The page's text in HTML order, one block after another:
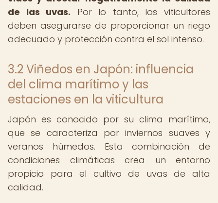
de las uvas. Por lo tanto, los viticultores
deben asegurarse de proporcionar un riego
adecuado y protección contra el sol intenso.
3.2 Viñedos en Japón: influencia
del clima marítimo y las
estaciones en la viticultura
Japón es conocido por su clima marítimo,
que se caracteriza por inviernos suaves y
veranos húmedos. Esta combinación de
condiciones climáticas crea un entorno
propicio para el cultivo de uvas de alta
calidad.